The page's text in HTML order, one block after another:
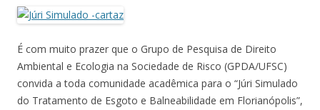
É com muito prazer que o Grupo de Pesquisa de Direito
Ambiental e Ecologia na Sociedade de Risco (GPDA/UFSC)
convida a toda comunidade acadêmica para o “Júri Simulado
do Tratamento de Esgoto e Balneabilidade em Florianópolis”,